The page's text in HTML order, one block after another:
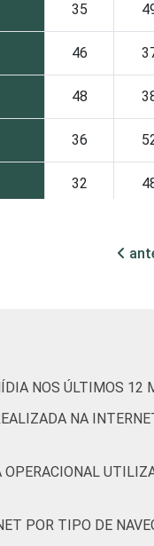
35
46
48
36
32
NOS ÚLTIMOS 12
NA
POR TIPO DE